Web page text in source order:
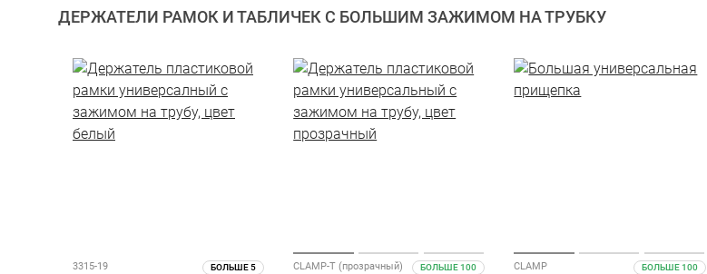
ДЕРЖАТЕЛИ РАМОК И ТАБЛИЧЕК С БОЛЬШИМ ЗАЖИМОМ НА ТРУБКУ
БОЛЬШЕ 5
3315-19 БОЛЬШЕ 100
CLAMP-T (прозрачный) БОЛЬШЕ 100
CLAMP